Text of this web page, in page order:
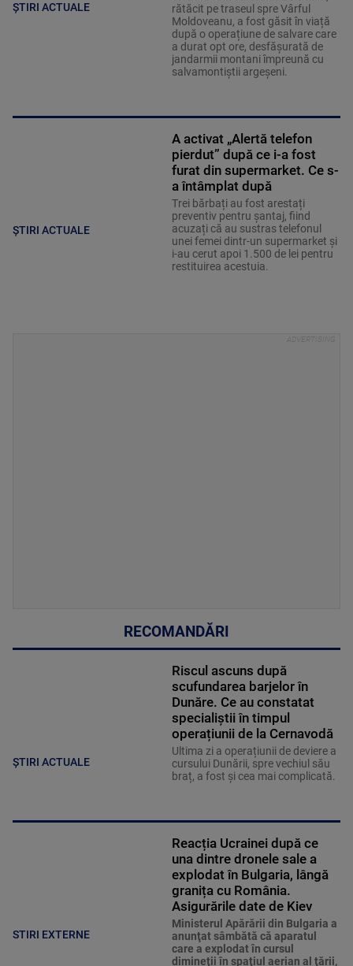
ȘTIRI ACTUALE
rătăcit pe traseul spre Vârful
Moldoveanu, a fost găsit în viață
după o operațiune de salvare care
a durat opt ore, desfășurată de
jandarmii montani împreună cu
salvamontiștii argeșeni.
ȘTIRI ACTUALE
A activat „Alertă telefon
pierdut” după ce i-a fost
furat din supermarket. Ce s-
a întâmplat după
Trei bărbați au fost arestați
preventiv pentru șantaj, fiind
acuzați că au sustras telefonul
unei femei dintr-un supermarket și
i-au cerut apoi 1.500 de lei pentru
restituirea acestuia.
RECOMANDĂRI
ȘTIRI ACTUALE
Riscul ascuns după
scufundarea barjelor în
Dunăre. Ce au constatat
specialiștii în timpul
operațiunii de la Cernavodă
Ultima zi a operațiunii de deviere a
cursului Dunării, spre vechiul său
braț, a fost și cea mai complicată.
STIRI EXTERNE
Reacția Ucrainei după ce
una dintre dronele sale a
explodat în Bulgaria, lângă
granița cu România.
Asigurările date de Kiev
Ministerul Apărării din Bulgaria a
anunţat sâmbătă că aparatul
care a explodat în cursul
dimineţii în spaţiul aerian al ţării,